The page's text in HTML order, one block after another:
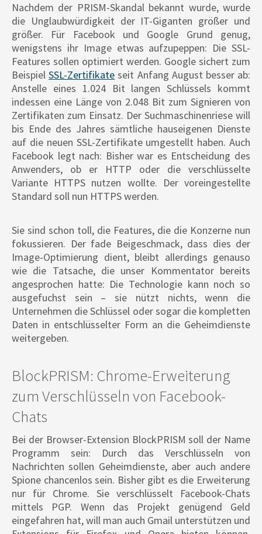
Nachdem der PRISM-Skandal bekannt wurde, wurde
die Unglaubwürdigkeit der IT-Giganten größer und
größer. Für Facebook und Google Grund genug,
wenigstens ihr Image etwas aufzupeppen: Die SSL-
Features sollen optimiert werden. Google sichert zum
BeispielSSL-Zertifikate seit Anfang August besser ab:
Anstelle eines 1.024 Bit langen Schlüssels kommt
indessen eine Länge von 2.048 Bit zum Signieren von
Zertifikaten zum Einsatz. Der Suchmaschinenriese will
bis Ende des Jahres sämtliche hauseigenen Dienste
auf die neuen SSL-Zertifikate umgestellt haben. Auch
Facebook legt nach: Bisher war es Entscheidung des
Anwenders, ob er HTTP oder die verschlüsselte
Variante HTTPS nutzen wollte. Der voreingestellte
Standard soll nun HTTPS werden.
Sie sind schon toll, die Features, die die Konzerne nun
fokussieren. Der fade Beigeschmack, dass dies der
Image-Optimierung dient, bleibt allerdings genauso
wie die Tatsache, die unser Kommentator bereits
angesprochen hatte: Die Technologie kann noch so
ausgefuchst sein – sie nützt nichts, wenn die
Unternehmen die Schlüssel oder sogar die kompletten
Daten in entschlüsselter Form an die Geheimdienste
weitergeben.
BlockPRISM: Chrome-Erweiterung
zum Verschlüsseln von Facebook-
Chats
Bei der Browser-Extension BlockPRISM soll der Name
Programm sein: Durch das Verschlüsseln von
Nachrichten sollen Geheimdienste, aber auch andere
Spione chancenlos sein. Bisher gibt es die Erweiterung
nur für Chrome. Sie verschlüsselt Facebook-Chats
mittels PGP. Wenn das Projekt genügend Geld
eingefahren hat, will man auch Gmail unterstützen und